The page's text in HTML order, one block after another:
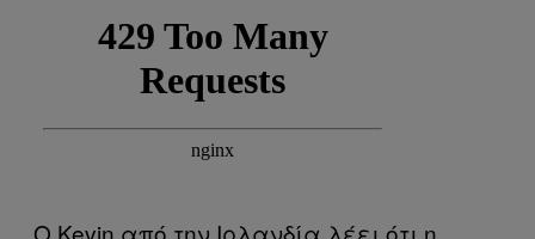
Ο Kevin από την Ιρλανδία λέει ότι η